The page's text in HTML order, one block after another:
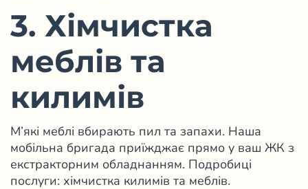
3. Хімчистка
меблів та
килимів
М’які меблі вбирають пил та запахи. Наша
мобільна бригада приїжджає прямо у ваш ЖК з
екстракторним обладнанням. Подробиці
послуги: хімчистка килимів та меблів.